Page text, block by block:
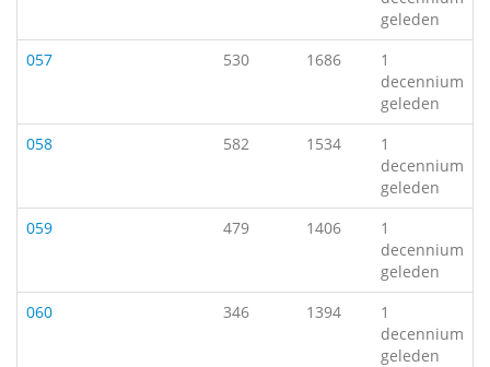
geleden
057
530 1686
1
decennium
geleden
058
582 1534
1
decennium
geleden
059
479 1406
1
decennium
geleden
060
346 1394
1
decennium
geleden